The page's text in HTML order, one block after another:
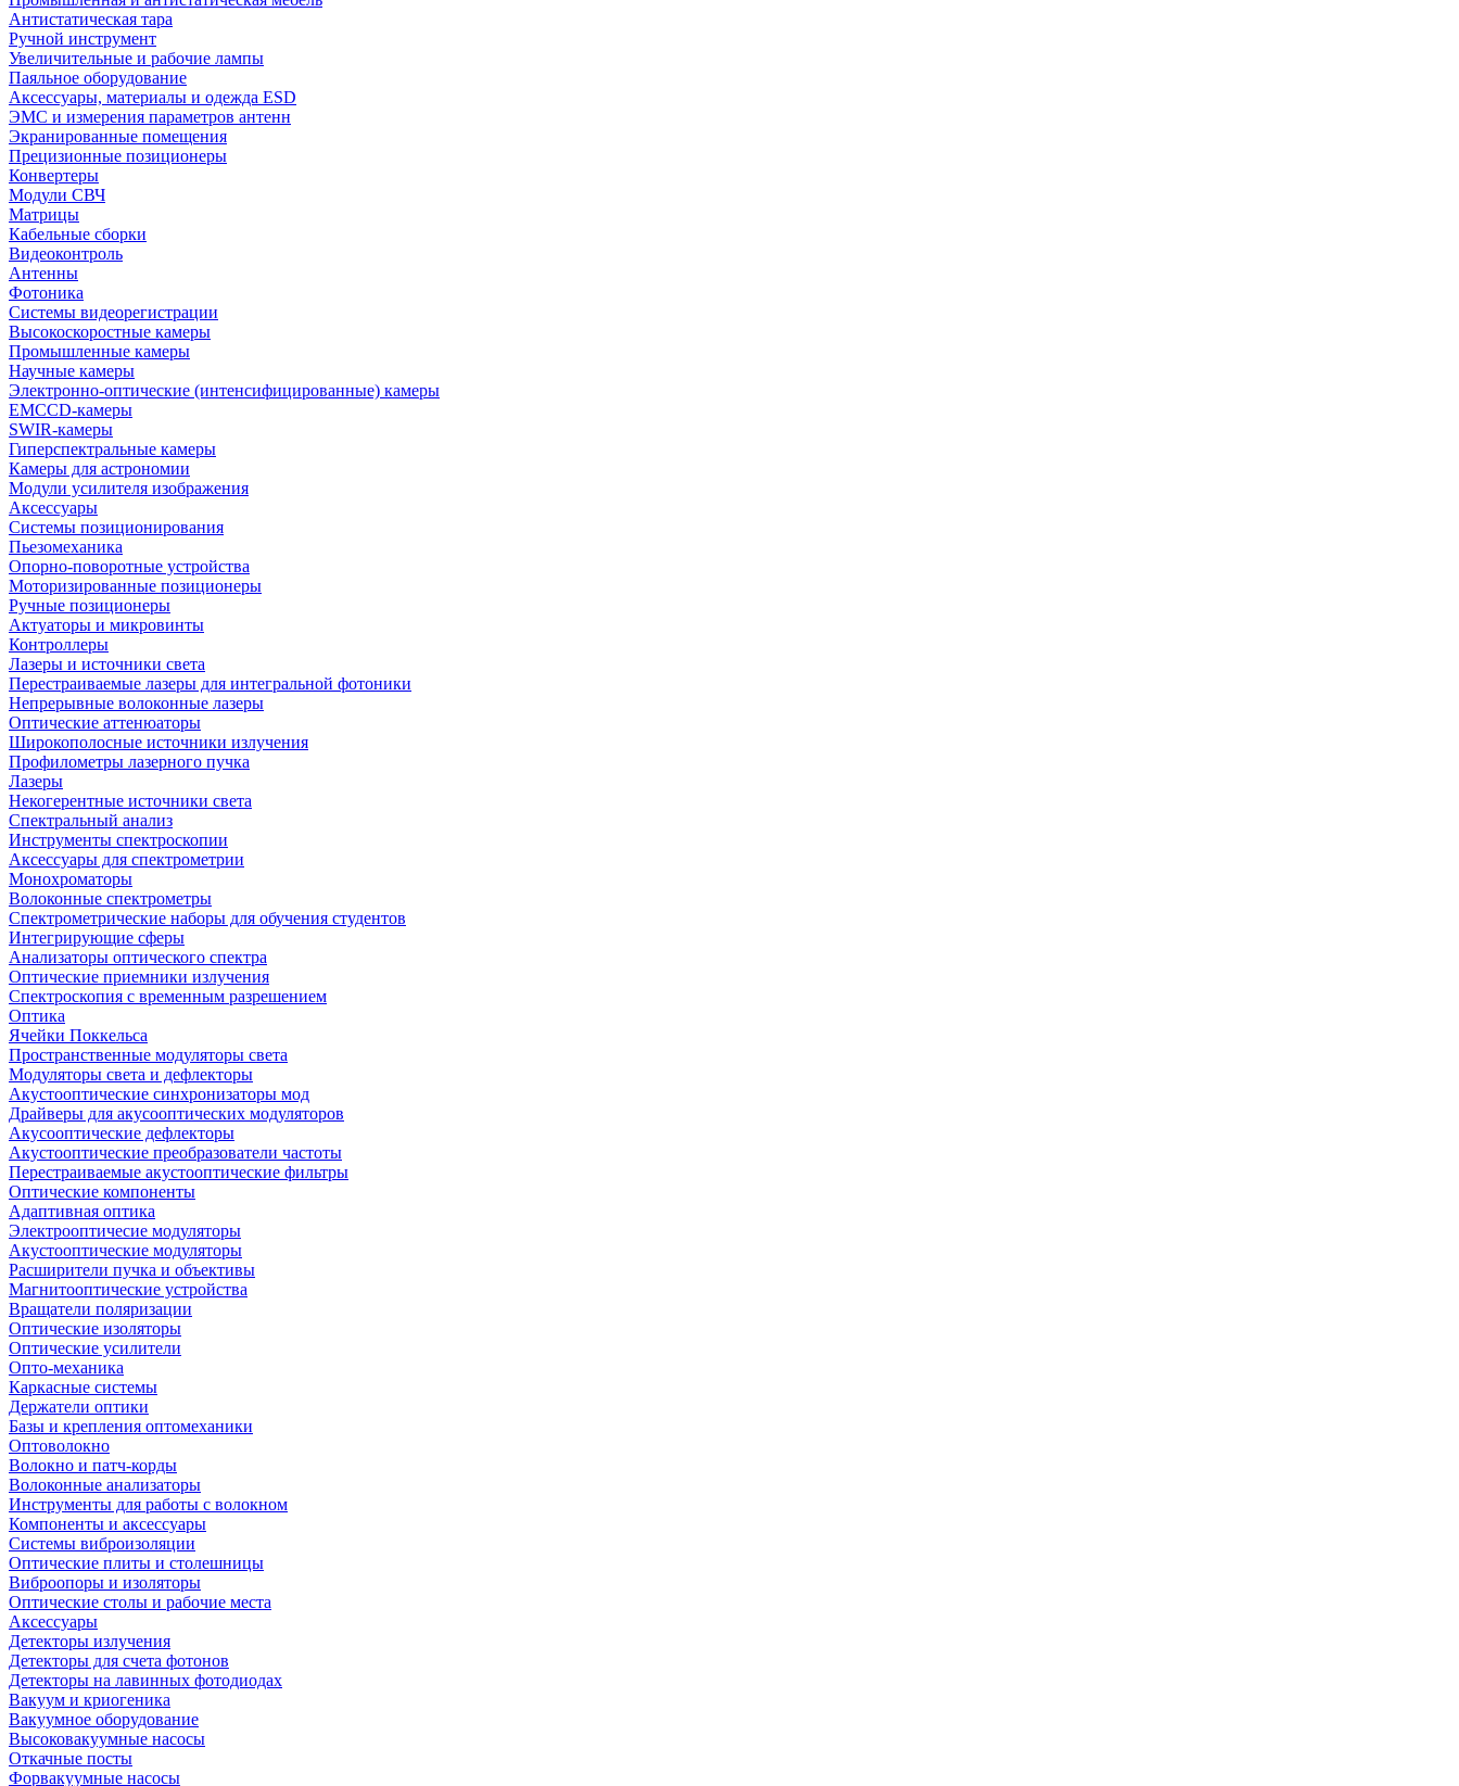
Антистатическая тара
Ручной инструмент
Увеличительные и рабочие лампы
Паяльное оборудование
Аксессуары, материалы и одежда ESD
ЭМС и измерения параметров антенн
Экранированные помещения
Прецизионные позиционеры
Конвертеры
Модули СВЧ
Матрицы
Кабельные сборки
Видеоконтроль
Антенны
Фотоника
Cистемы видеорегистрации
Высокоскоростные камеры
Промышленные камеры
Научные камеры
Электронно-оптические (интенсифицированные) камеры
EMCCD-камеры
SWIR-камеры
Гиперспектральные камеры
Камеры для астрономии
Модули усилителя изображения
Аксессуары
Системы позиционирования
Пьезомеханика
Опорно-поворотные устройства
Моторизированные позиционеры
Ручные позиционеры
Актуаторы и микровинты
Контроллеры
Лазеры и источники света
Перестраиваемые лазеры для интегральной фотоники
Непрерывные волоконные лазеры
Оптические аттенюаторы
Широкополосные источники излучения
Профилометры лазерного пучка
Лазеры
Некогерентные источники света
Спектральный анализ
Инструменты спектроскопии
Аксессуары для спектрометрии
Монохроматоры
Волоконные спектрометры
Спектрометрические наборы для обучения студентов
Интегрирующие сферы
Анализаторы оптического спектра
Оптические приемники излучения
Спектроскопия с временным разрешением
Оптика
Ячейки Поккельса
Пространственные модуляторы света
Модуляторы света и дефлекторы
Акустооптические синхронизаторы мод
Драйверы для акусооптических модуляторов
Акусооптические дефлекторы
Акустооптические преобразователи частоты
Перестраиваемые акустооптические фильтры
Оптические компоненты
Адаптивная оптика
Электрооптичесие модуляторы
Акустооптические модуляторы
Расширители пучка и объективы
Магнитооптические устройства
Вращатели поляризации
Оптические изоляторы
Оптические усилители
Опто-механика
Каркасные системы
Держатели оптики
Базы и крепления оптомеханики
Оптоволокно
Волокно и патч-корды
Волоконные анализаторы
Инструменты для работы с волокном
Компоненты и аксессуары
Системы виброизоляции
Оптические плиты и столешницы
Виброопоры и изоляторы
Оптические столы и рабочие места
Аксессуары
Детекторы излучения
Детекторы для счета фотонов
Детекторы на лавинных фотодиодах
Вакуум и криогеника
Вакуумное оборудование
Высоковакуумные насосы
Откачные посты
Форвакуумные насосы